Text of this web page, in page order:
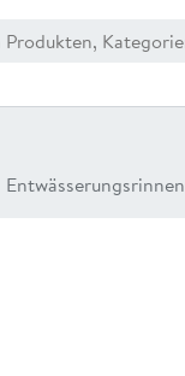
Entwässerungsrinnen